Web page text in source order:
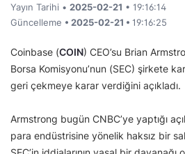
Yayın Tarihi • 2025-02-21 • 19:16:14
Güncelleme • 2025-02-21 • 19:16:25
Coinbase (COIN) CEO’su Brian
Borsa Komisyonu’nun (SEC) şirkete
geri çekmeye karar verdiğini açıkladı.
Armstrong bugün CNBC’ye yaptığı
para endüstrisine yönelik haksız bir